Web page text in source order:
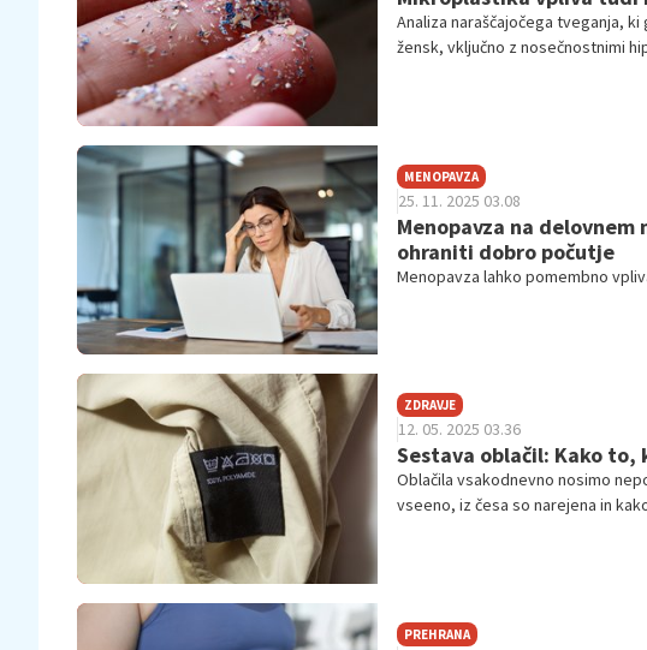
Analiza naraščajočega tveganja,
žensk, vključno z nosečnostnimi
MENOPAVZA
25. 11. 2025 03.08
Menopavza na
ohraniti dobro počutje
Menopavza lahko pomembno
ZDRAVJE
12. 05. 2025 03.36
Sestava oblačil: Kako to,
Oblačila vsakodnevno nosimo
vseeno, iz česa so narejena in
PREHRANA